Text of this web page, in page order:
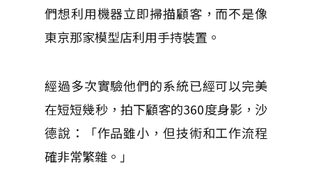
們想利用機器立即掃描顧客，而不是像
東京那家模型店利用手持裝置。
經過多次實驗他們的系統已經可以完美
在短短幾秒，拍下顧客的360度身影，沙
德說：「作品雖小，但技術和工作流程
確非常繁雜。」